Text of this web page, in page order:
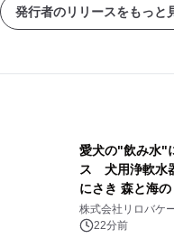
発行者のリリースをもっと
愛犬の"飲み水"
ス 犬用浄軟水
にさき 森と海
株式会社リロバケ
22分前